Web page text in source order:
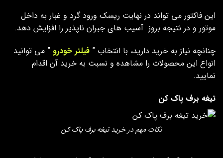
این فاکتور می تواند در نهایت ریسک ورود گرد و غبار به داخل
موتور و در نتیجه بروز آسیب های جبران ناپذیر را افزایش دهد.
چنانچه نیاز به خرید دارید، با انتخاب ” فیلتر خودرو ” می توانید
انواع این محصولات را مشاهده و نسبت به خرید آن اقدام
نمایید.
تیغه برف پاک کن
نکات مهم در خرید تیغه برف پاک کن